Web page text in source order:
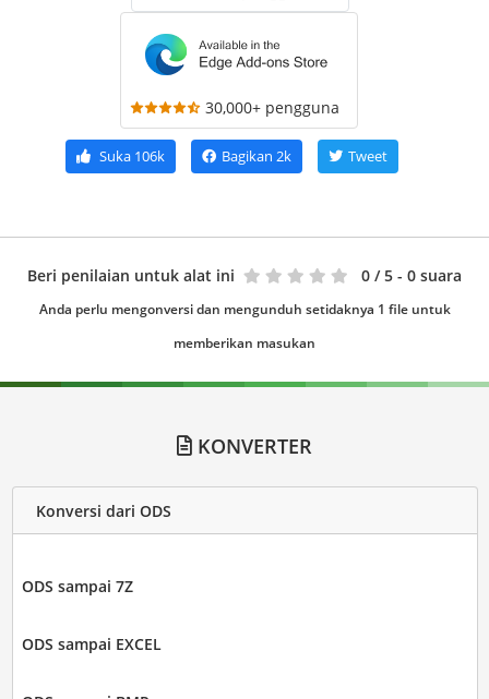
30,000+ pengguna
Suka106k Bagikan 2k Tweet
Beri penilaian untuk alat ini 0 / 5 - 0 suara
Anda perlu mengonversi dan mengunduh setidaknya 1 file untuk
memberikan masukan
KONVERTER
Konversi dari ODS
ODS sampai 7Z
ODS sampai EXCEL